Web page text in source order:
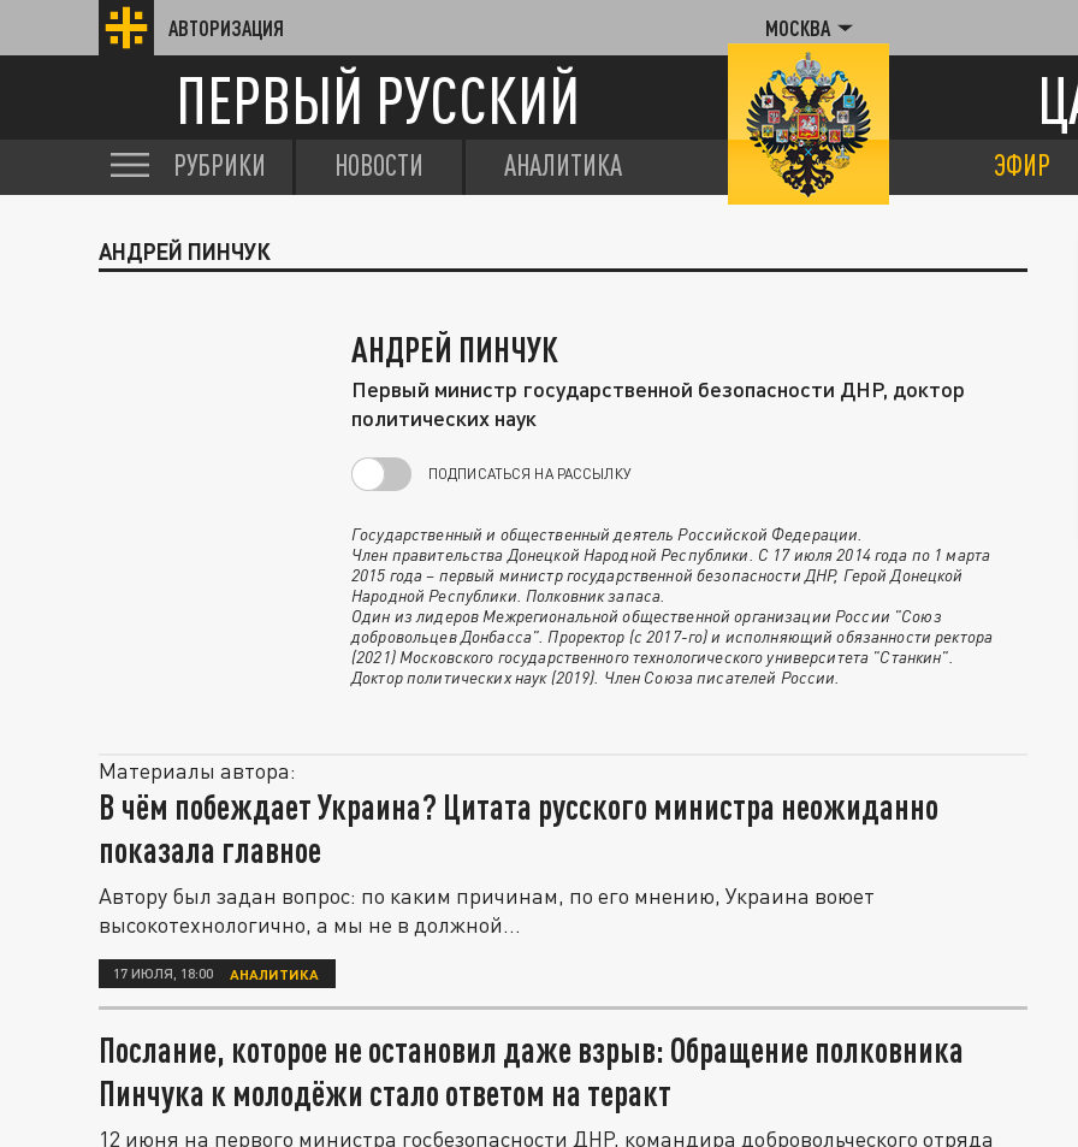
АВТОРИЗАЦИЯ МОСКВА
ПЕРВЫЙ РУССКИЙ
РУБРИКИ НОВОСТИ АНАЛИТИКА ЭФИР
АНДРЕЙ ПИНЧУК
АНДРЕЙ ПИНЧУК
Первый министр государственной безопасности ДНР, доктор
политических наук
ПОДПИСАТЬСЯ НА РАССЫЛКУ
Государственный и общественный деятель Российской Федерации.
Член правительства Донецкой Народной Республики. С 17 июля 2014 года по 1 марта
2015 года – первый министр государственной безопасности ДНР, Герой Донецкой
Народной Республики. Полковник запаса.
Один из лидеров Межрегиональной общественной организации России "Союз
добровольцев Донбасса". Проректор (с 2017-го) и исполняющий обязанности ректора
(2021) Московского государственного технологического университета "Станкин".
Доктор политических наук (2019). Член Союза писателей России.
Материалы автора:
В чём побеждает Украина? Цитата русского министра неожиданно
показала главное
Автору был задан вопрос: по каким причинам, по его мнению, Украина воюет
высокотехнологично, а мы не в должной...
17 ИЮЛЯ, 18:00 АНАЛИТИКА
Послание, которое не остановил даже взрыв: Обращение полковника
Пинчука к молодёжи стало ответом на теракт
12 июня на первого министра госбезопасности ДНР, командира добровольческого отряда